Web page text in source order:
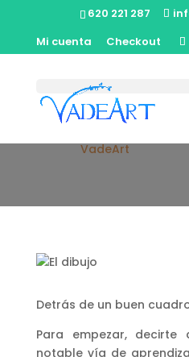
620 221 287
Mi cuenta
Checkout
El
porVadeArt|22/08/
Detrás de un buen
Para empezar,
notable vía de